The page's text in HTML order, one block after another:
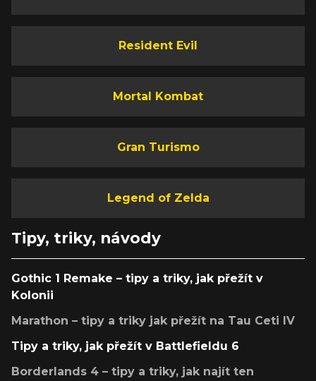
Resident Evil
Mortal Kombat
Gran Turismo
Legend of Zelda
Tipy, triky, návody
Gothic 1 Remake – tipy a triky, jak přežít v
Kolonii
Marathon – tipy a triky jak přežít na Tau Ceti IV
Tipy a triky, jak přežít v Battlefieldu 6
Borderlands 4 – tipy a triky, jak najít ten